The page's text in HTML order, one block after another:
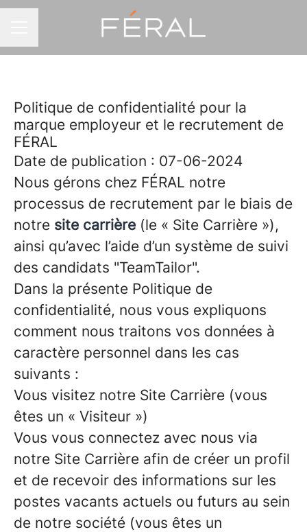
Politique de confidentialité pour la
marque employeur et le recrutement de
FÉRAL
Date de publication : 07-06-2024
Nous gérons chez FÉRAL notre
processus de recrutement par le biais de
notre site carrière (le « Site Carrière »),
ainsi qu’avec l’aide d’un système de suivi
des candidats "TeamTailor".
Dans la présente Politique de
confidentialité, nous vous expliquons
comment nous traitons vos données à
caractère personnel dans les cas
suivants :
Vous visitez notre Site Carrière (vous
êtes un « Visiteur »)
Vous vous connectez avec nous via
notre Site Carrière afin de créer un profil
et de recevoir des informations sur les
postes vacants actuels ou futurs au sein
de notre société (vous êtes un